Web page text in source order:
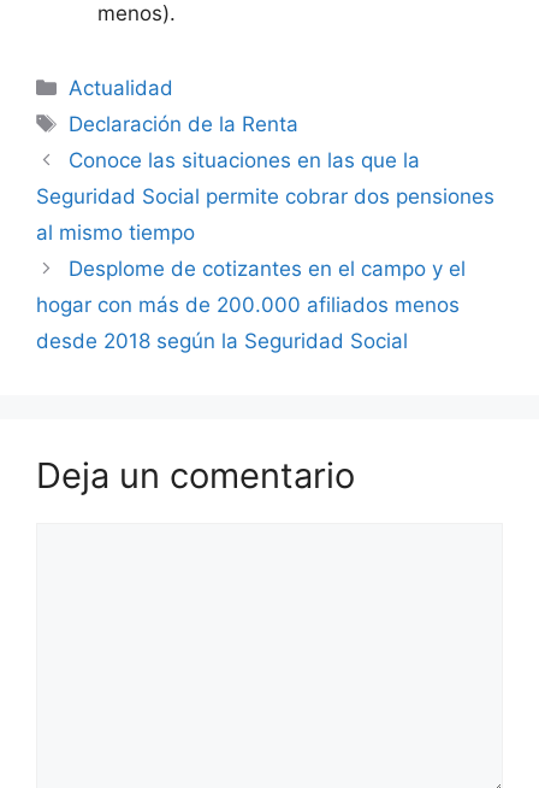
menos).
Categorías
Actualidad
Etiquetas
Declaración de la Renta
Conoce las situaciones en las que la
Seguridad Social permite cobrar dos pensiones
al mismo tiempo
Desplome de cotizantes en el campo y el
hogar con más de 200.000 afiliados menos
desde 2018 según la Seguridad Social
Deja un comentario